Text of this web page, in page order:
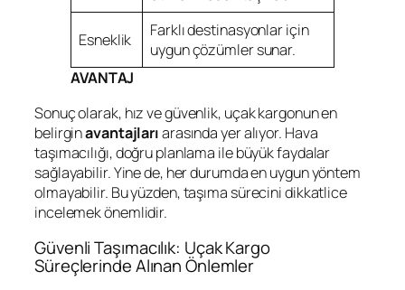
Esneklik
Farklı destinasyonlar için
uygun çözümler sunar.
AVANTAJ
Sonuç olarak, hız ve güvenlik, uçak kargonun en
belirginavantajlarıarasında yer alıyor. Hava
taşımacılığı, doğru planlama ile büyük faydalar
sağlayabilir. Yine de, her durumda en uygun yöntem
olmayabilir. Bu yüzden, taşıma sürecini dikkatlice
incelemek önemlidir.
Güvenli Taşımacılık: Uçak Kargo
Süreçlerinde Alınan Önlemler